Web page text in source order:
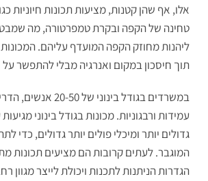
אלו, אף שהן קטנות, מציעות תכונות חיוניות
טחינה של הקפה ובקרת טמפרטורה, מה
ליהנות מחוזק הקפה המועדף עליהם. המכונות
תוך חיסכון במקום ואנרגיה מבלי להתפשר
במשרדים בגודל בינוני
עמידות ורבגוניות. מכונות בגודל בינוני
גדולים יותר ומיכלי פולים יותר גדולים, כדי
המוגבר. לעתים קרובות הם מציעים תכונות
הגדרות הניתנות לתכנות ויכולת לייצר מגוון